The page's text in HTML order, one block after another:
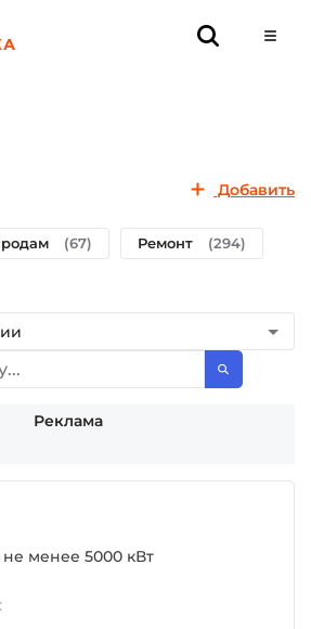
Добавить
(67) Ремонт (294)
Реклама
менее 5000 кВт